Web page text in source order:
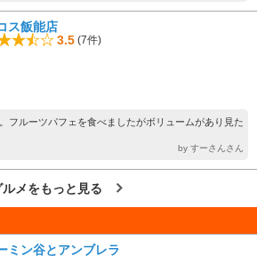
ス飯能店
3.5 (7件)
フルーツパフェを食べましたがボリュームがあり見た
by すーさんさん
ルメをもっと見る
ミン谷とアンブレラ